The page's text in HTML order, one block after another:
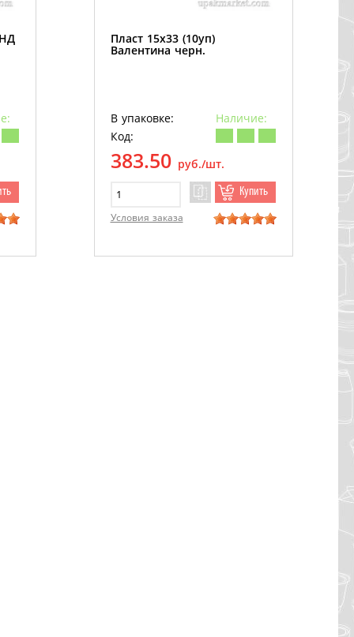
Пласт 15х33 (10уп)
Валентина черн.
В упаковке:
Наличие:
Код:
383.50 руб./шт.
Купить
Условия заказа